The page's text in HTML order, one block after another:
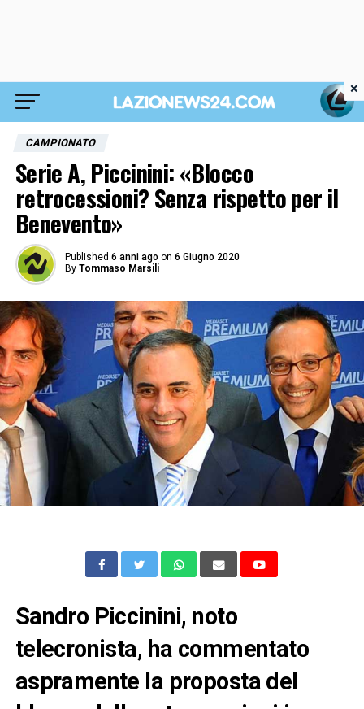
CAMPIONATO
Serie A, Piccinini: «Blocco
retrocessioni? Senza rispetto per il
Benevento»
Published 6 anni ago on 6 Giugno 2020
By Tommaso Marsili
Sandro Piccinini, noto
telecronista, ha commentato
aspramente la proposta del
×